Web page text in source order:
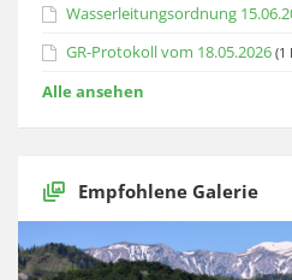
Wasserleitungsordnung
GR-Protokoll vom 18.05.2026 (1
Alle ansehen
Empfohlene Galerie